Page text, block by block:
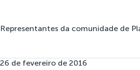
Representantes da comunidade de
26 de fevereiro de 2016